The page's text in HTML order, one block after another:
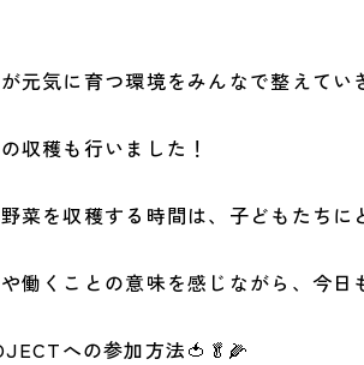
元気に育つ環境をみんなで整えてい
収穫も行いました！
菜を収穫する時間は、子どもたちに
働くことの意味を感じながら、今
への参加方法🍅🥬🌽